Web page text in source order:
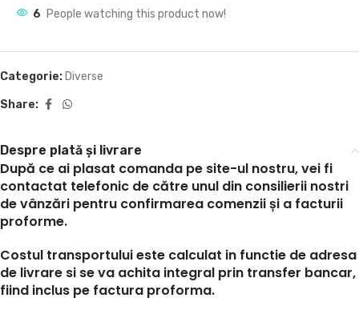
6 People watching this product now!
Categorie: Diverse
Share:
Despre plată și livrare
După ce ai plasat comanda pe site-ul nostru, vei fi
contactat telefonic de către unul din consilierii nostri
de vânzări pentru confirmarea comenzii și a facturii
proforme.
Costul transportului este calculat in functie de adresa
de livrare si se va achita integral prin transfer bancar,
fiind inclus pe factura proforma.